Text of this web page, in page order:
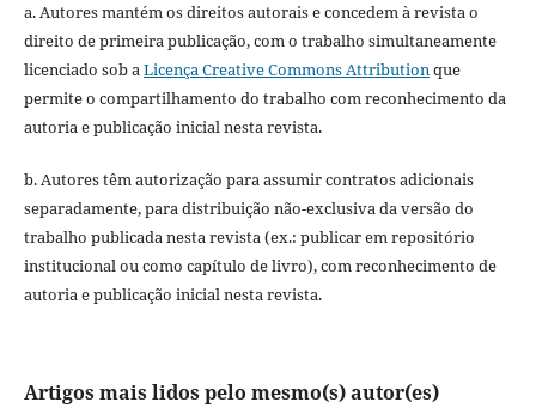
a. Autores mantém os direitos autorais e concedem à revista o
direito de primeira publicação, com o trabalho simultaneamente
licenciado sob aLicença Creative Commons Attributionque
permite o compartilhamento do trabalho com reconhecimento da
autoria e publicação inicial nesta revista.
b. Autores têm autorização para assumir contratos adicionais
separadamente, para distribuição não-exclusiva da versão do
trabalho publicada nesta revista (ex.: publicar em repositório
institucional ou como capítulo de livro), com reconhecimento de
autoria e publicação inicial nesta revista.
Artigos mais lidos pelo mesmo(s) autor(es)